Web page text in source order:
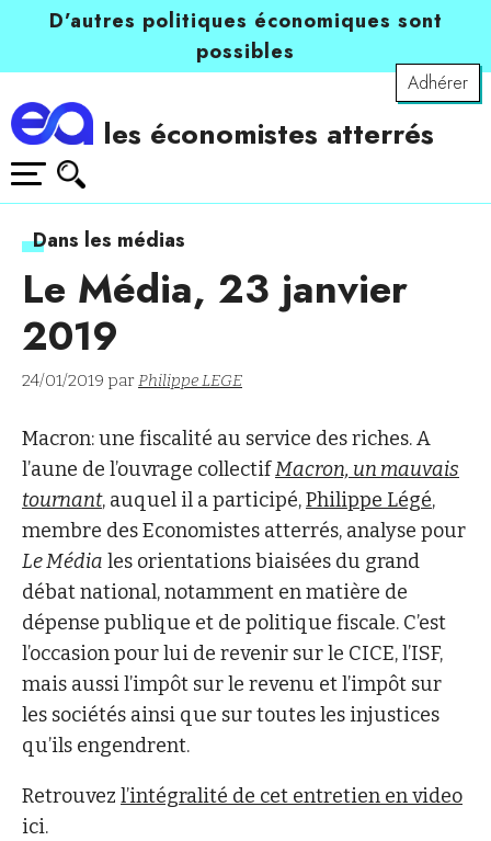
D’autres politiques économiques sont
possibles
Adhérer
les économistes atterrés
Dans les médias
Le Média, 23 janvier
2019
24/01/2019 parPhilippe LEGE
Macron: une fiscalité au service des riches. A
l’aune de l’ouvrage collectifMacron, un mauvais
tournant, auquel il a participé,Philippe Légé,
membre des Economistes atterrés, analyse pour
Le Média les orientations biaisées du grand
débat national, notamment en matière de
dépense publique et de politique fiscale. C’est
l’occasion pour lui de revenir sur le CICE, l’ISF,
mais aussi l’impôt sur le revenu et l’impôt sur
les sociétés ainsi que sur toutes les injustices
qu’ils engendrent.
Retrouvez l’intégralité de cet entretien en video
ici.